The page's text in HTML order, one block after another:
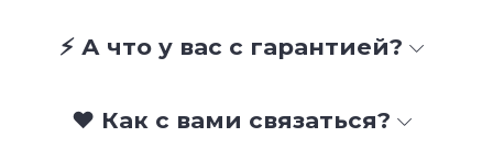
⚡ А что у вас с гарантией?
❤️ Как с вами связаться?